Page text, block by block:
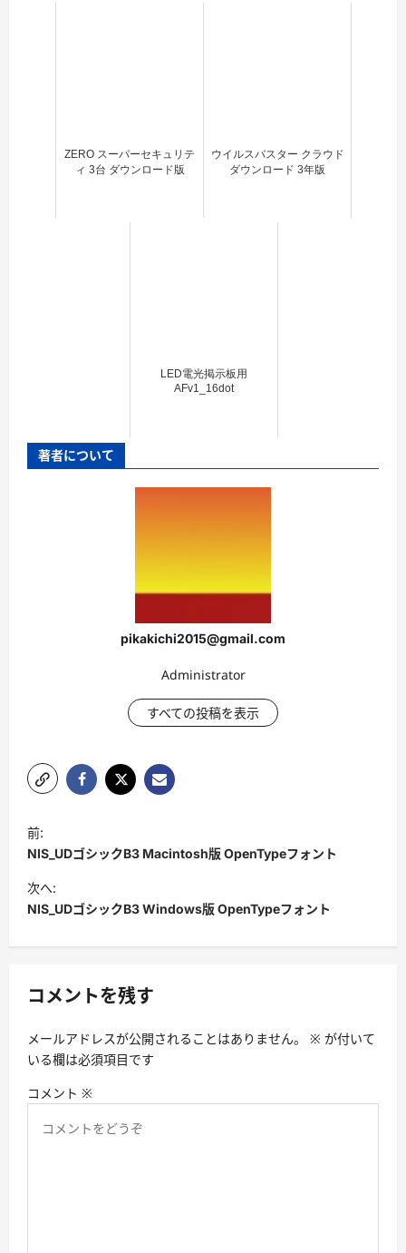
ZERO スーパーセキュリテ
ィ 3台 ダウンロード版
ウイルスバスター クラウド
ダウンロード 3年版
LED電光掲示板用
AFv1_16dot
著者について
pikakichi2015@gmail.com
Administrator
すべての投稿を表示
投
稿
ナ
ビ
シ
ン
前:
NIS_UDゴシックB3 Macintosh版 OpenTypeフォント
次へ:
NIS_UDゴシックB3 Windows版 OpenTypeフォント
コメントを残す
メールアドレスが公開されることはありません。 ※ が付いて
いる欄は必須項目です
コメント ※